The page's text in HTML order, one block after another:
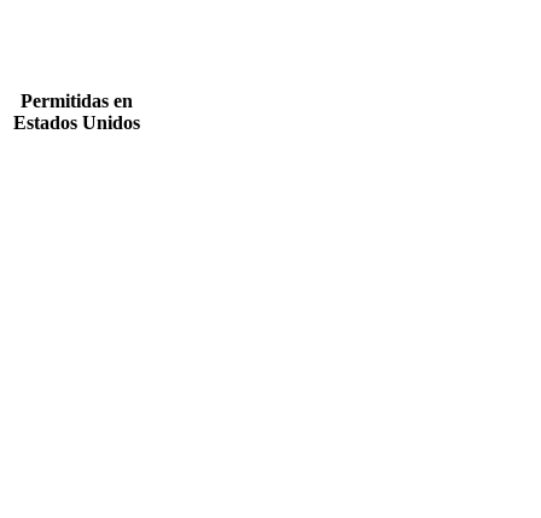
Permitidas en
Estados Unidos